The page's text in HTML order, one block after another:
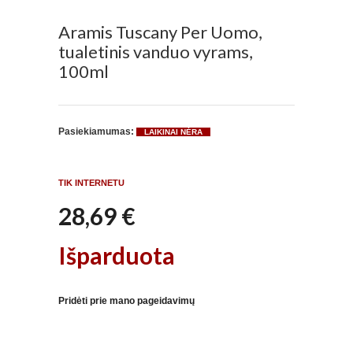
Aramis Tuscany Per Uomo,
tualetinis vanduo vyrams,
100ml
Pasiekiamumas: LAIKINAI NĖRA
TIK INTERNETU
28,69 €
Išparduota
Pridėti prie mano pageidavimų